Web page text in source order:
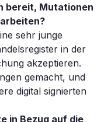
bereit, Mutationen
sehr junge
in der
akzeptieren.
gemacht, und
digital signierten
in Bezug auf die